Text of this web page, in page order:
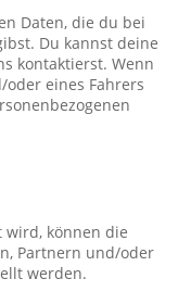
Daten, die du bei
Du kannst deine
kontaktierst. Wenn
eines Fahrers
können die
Partnern und/oder
werden.